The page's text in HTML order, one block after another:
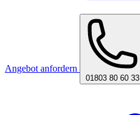
Angebot anfordern
01803 80 60 33